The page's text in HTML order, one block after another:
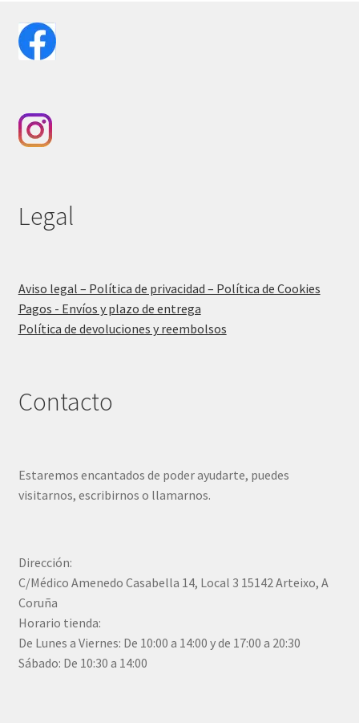
Legal
Aviso legal – Política de privacidad – Política de Cookies
Pagos - Envíos y plazo de entrega
Política de devoluciones y reembolsos
Contacto
Estaremos encantados de poder ayudarte, puedes
visitarnos, escribirnos o llamarnos.
Dirección:
C/Médico Amenedo Casabella 14, Local 3 15142 Arteixo, A
Coruña
Horario tienda:
De Lunes a Viernes: De 10:00 a 14:00 y de 17:00 a 20:30
Sábado: De 10:30 a 14:00